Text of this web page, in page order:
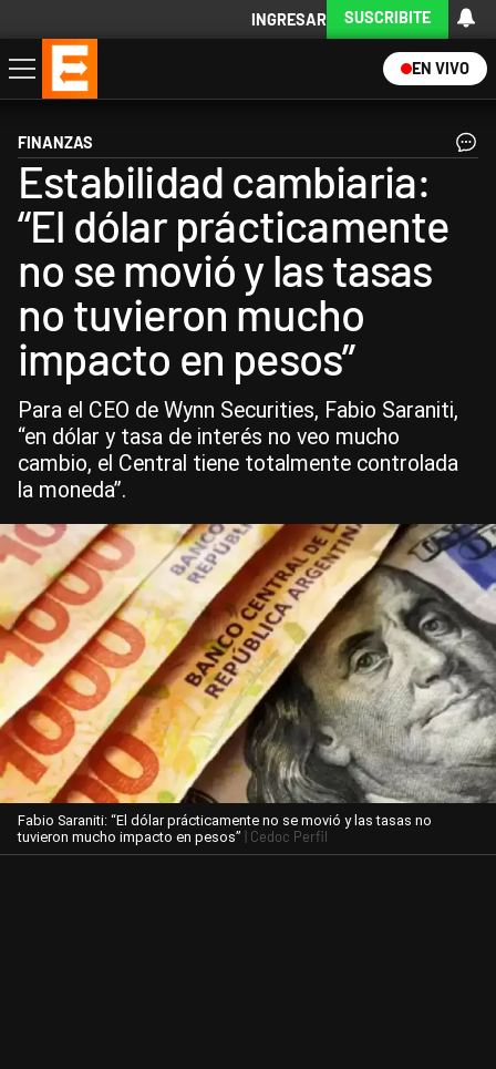
INGRESAR SUSCRIBITE
EN VIVO
Economía
Política
Internacional
Actualidad
Descargá la App
FINANZAS
Estabilidad cambiaria:
“El dólar prácticamente
no se movió y las tasas
no tuvieron mucho
impacto en pesos”
Para el CEO de Wynn Securities, Fabio Saraniti,
“en dólar y tasa de interés no veo mucho
cambio, el Central tiene totalmente controlada
la moneda”.
Fabio Saraniti: “El dólar prácticamente no se movió y las tasas no
tuvieron mucho impacto en pesos” | Cedoc Perfil